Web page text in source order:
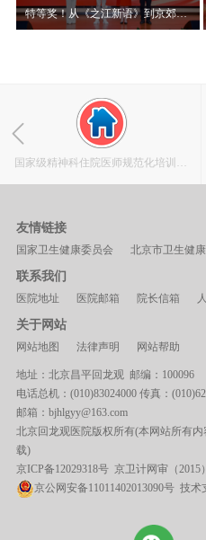
特等奖！从《之江新语》到京郊山村，赵晨讲述“读讲一本书”背后的初心使命
国家级精神科住院医师规范化培训基
友情链接
国家卫生健康委员会 北京市卫生健
联系我们
医院地址 医院邮箱 院长信箱
关于网站
网站地图 法律声明 网站帮助
地址：北京昌平回龙观 邮编：100096
电话总机：(010)83024000 传真：
邮箱：bjhlgyy@163.com
北京回龙观医院版权所有(本网站所有
载)
京ICP备12029318号京卫计网审（2015
京公网安备11011402013090号 技术